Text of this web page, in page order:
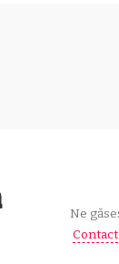
Ne
Contact